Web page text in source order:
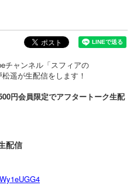
チャンネル「スフィアの
遥が生配信をします！
円会員限定でアフタートーク生配
配信